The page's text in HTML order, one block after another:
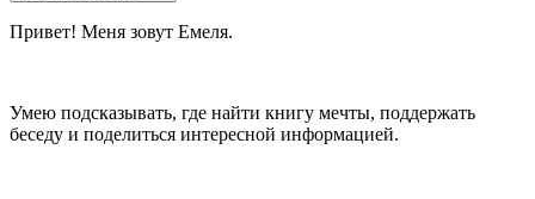
Привет! Меня зовут Емеля.
Умею подсказывать, где найти книгу мечты, поддержать
беседу и поделиться интересной информацией.